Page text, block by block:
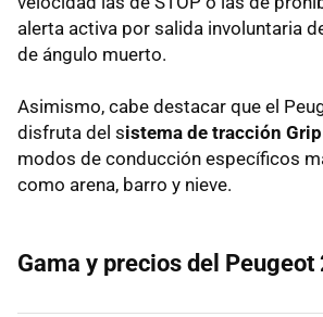
alerta activa por salida involuntaria
de ángulo muerto.
Asimismo, cabe destacar que el
disfruta del sistema de tracción
modos de conducción específicos
como arena, barro y nieve.
Gama y precios del Peugeot